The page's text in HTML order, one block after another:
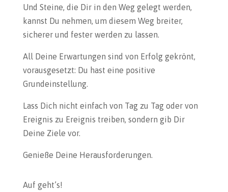
Und Steine, die Dir in den Weg gelegt werden,
kannst Du nehmen, um diesem Weg breiter,
sicherer und fester werden zu lassen.
All Deine Erwartungen sind von Erfolg gekrönt,
vorausgesetzt: Du hast eine positive
Grundeinstellung.
Lass Dich nicht einfach von Tag zu Tag oder von
Ereignis zu Ereignis treiben, sondern gib Dir
Deine Ziele vor.
Genieße Deine Herausforderungen.
Auf geht’s!